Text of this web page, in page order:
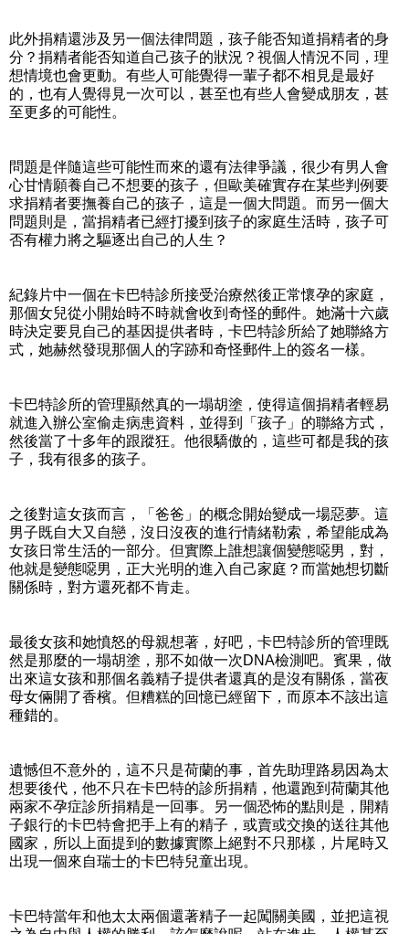
此外捐精還涉及另一個法律問題，孩子能否知道捐精者的身
分？捐精者能否知道自己孩子的狀況？視個人情況不同，理
想情境也會更動。有些人可能覺得一輩子都不相見是最好
的，也有人覺得見一次可以，甚至也有些人會變成朋友，甚
至更多的可能性。
問題是伴隨這些可能性而來的還有法律爭議，很少有男人會
心甘情願養自己不想要的孩子，但歐美確實存在某些判例要
求捐精者要撫養自己的孩子，這是一個大問題。而另一個大
問題則是，當捐精者已經打擾到孩子的家庭生活時，孩子可
否有權力將之驅逐出自己的人生？
紀錄片中一個在卡巴特診所接受治療然後正常懷孕的家庭，
那個女兒從小開始時不時就會收到奇怪的郵件。她滿十六歲
時決定要見自己的基因提供者時，卡巴特診所給了她聯絡方
式，她赫然發現那個人的字跡和奇怪郵件上的簽名一樣。
卡巴特診所的管理顯然真的一塌胡塗，使得這個捐精者輕易
就進入辦公室偷走病患資料，並得到「孩子」的聯絡方式，
然後當了十多年的跟蹤狂。他很驕傲的，這些可都是我的孩
子，我有很多的孩子。
之後對這女孩而言，「爸爸」的概念開始變成一場惡夢。這
男子既自大又自戀，沒日沒夜的進行情緒勒索，希望能成為
女孩日常生活的一部分。但實際上誰想讓個變態噁男，對，
他就是變態噁男，正大光明的進入自己家庭？而當她想切斷
關係時，對方還死都不肯走。
最後女孩和她憤怒的母親想著，好吧，卡巴特診所的管理既
然是那麼的一塌胡塗，那不如做一次DNA檢測吧。賓果，做
出來這女孩和那個名義精子提供者還真的是沒有關係，當夜
母女倆開了香檳。但糟糕的回憶已經留下，而原本不該出這
種錯的。
遺憾但不意外的，這不只是荷蘭的事，首先助理路易因為太
想要後代，他不只在卡巴特的診所捐精，他還跑到荷蘭其他
兩家不孕症診所捐精是一回事。另一個恐怖的點則是，開精
子銀行的卡巴特會把手上有的精子，或賣或交換的送往其他
國家，所以上面提到的數據實際上絕對不只那樣，片尾時又
出現一個來自瑞士的卡巴特兒童出現。
卡巴特當年和他太太兩個還著精子一起闖關美國，並把這視